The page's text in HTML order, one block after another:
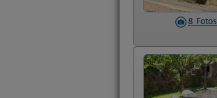
8 Fotos